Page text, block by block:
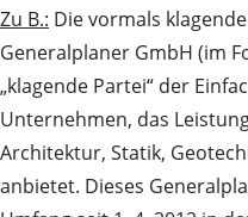
Zu B.: Die vormals
Generalplaner GmbH (im
„klagende Partei“ der
Unternehmen, das
Architektur, Statik,
anbietet. Dieses